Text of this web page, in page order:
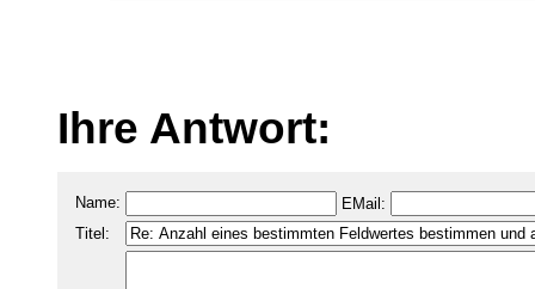
Ihre Antwort:
Name:
EMail:
Titel: